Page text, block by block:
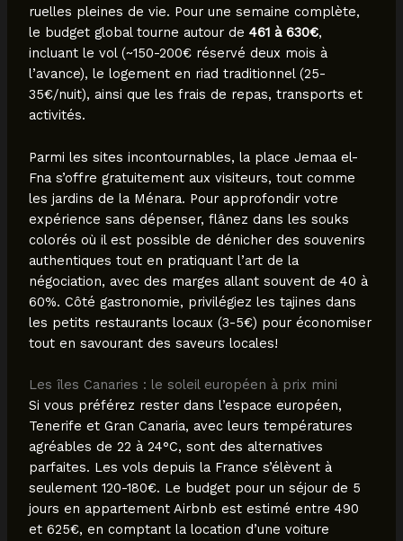
ruelles pleines de vie. Pour une semaine complète,
le budget global tourne autour de 461 à 630€,
incluant le vol (~150-200€ réservé deux mois à
l’avance), le logement en riad traditionnel (25-
35€/nuit), ainsi que les frais de repas, transports et
activités.
Parmi les sites incontournables, la place Jemaa el-
Fna s’offre gratuitement aux visiteurs, tout comme
les jardins de la Ménara. Pour approfondir votre
expérience sans dépenser, flânez dans les souks
colorés où il est possible de dénicher des souvenirs
authentiques tout en pratiquant l’art de la
négociation, avec des marges allant souvent de 40 à
60%. Côté gastronomie, privilégiez les tajines dans
les petits restaurants locaux (3-5€) pour économiser
tout en savourant des saveurs locales!
Les îles Canaries : le soleil européen à prix mini
Si vous préférez rester dans l’espace européen,
Tenerife et Gran Canaria, avec leurs températures
agréables de 22 à 24°C, sont des alternatives
parfaites. Les vols depuis la France s’élèvent à
seulement 120-180€. Le budget pour un séjour de 5
jours en appartement Airbnb est estimé entre 490
et 625€, en comptant la location d’une voiture